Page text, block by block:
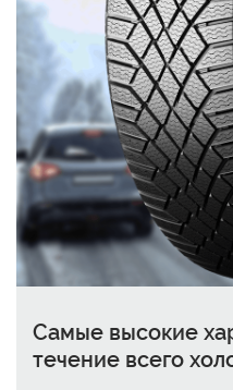
Самые высокие
течение всего